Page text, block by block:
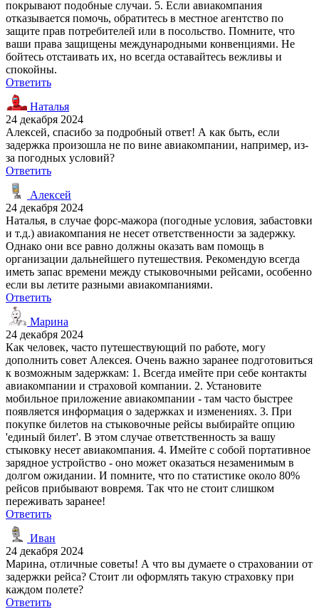
покрывают подобные случаи. 5. Если авиакомпания
отказывается помочь, обратитесь в местное агентство по
защите прав потребителей или в посольство. Помните, что
ваши права защищены международными конвенциями. Не
бойтесь отстаивать их, но всегда оставайтесь вежливы и
спокойны.
Ответить
Наталья
24 декабря 2024
Алексей, спасибо за подробный ответ! А как быть, если
задержка произошла не по вине авиакомпании, например, из-
за погодных условий?
Ответить
Алексей
24 декабря 2024
Наталья, в случае форс-мажора (погодные условия, забастовки
и т.д.) авиакомпания не несет ответственности за задержку.
Однако они все равно должны оказать вам помощь в
организации дальнейшего путешествия. Рекомендую всегда
иметь запас времени между стыковочными рейсами, особенно
если вы летите разными авиакомпаниями.
Ответить
Марина
24 декабря 2024
Как человек, часто путешествующий по работе, могу
дополнить совет Алексея. Очень важно заранее подготовиться
к возможным задержкам: 1. Всегда имейте при себе контакты
авиакомпании и страховой компании. 2. Установите
мобильное приложение авиакомпании - там часто быстрее
появляется информация о задержках и изменениях. 3. При
покупке билетов на стыковочные рейсы выбирайте опцию
'единый билет'. В этом случае ответственность за вашу
стыковку несет авиакомпания. 4. Имейте с собой портативное
зарядное устройство - оно может оказаться незаменимым в
долгом ожидании. И помните, что по статистике около 80%
рейсов прибывают вовремя. Так что не стоит слишком
переживать заранее!
Ответить
Иван
24 декабря 2024
Марина, отличные советы! А что вы думаете о страховании от
задержки рейса? Стоит ли оформлять такую страховку при
каждом полете?
Ответить